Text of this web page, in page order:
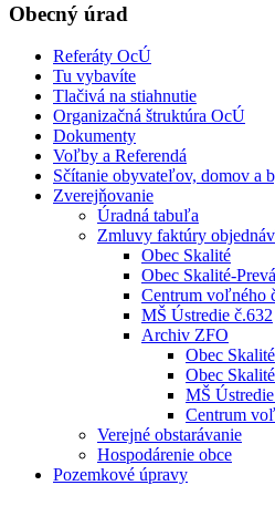
Obecný úrad
Referáty OcÚ
Tu vybavíte
Tlačivá na stiahnutie
Organizačná štruktúra OcÚ
Dokumenty
Voľby a Referendá
Sčítanie obyvateľov, domov a
Zverejňovanie
Úradná tabuľa
Zmluvy faktúry
Obec Skalité
Obec Skalité-
Centrum voľného
MŠ Ústredie č.632
Archiv ZFO
Obec Skalité
Obec
MŠ
Centrum
Verejné obstarávanie
Hospodárenie obce
Pozemkové úpravy